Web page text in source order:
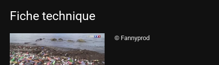
Fiche technique
© Fannyprod